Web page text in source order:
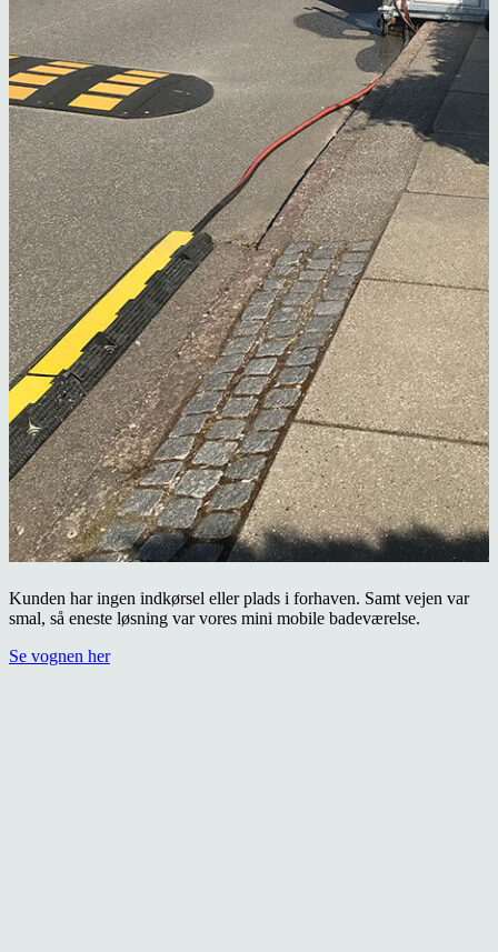
Kunden har ingen indkørsel eller plads i forhaven. Samt vejen var
smal, så eneste løsning var vores mini mobile badeværelse.
Se vognen her